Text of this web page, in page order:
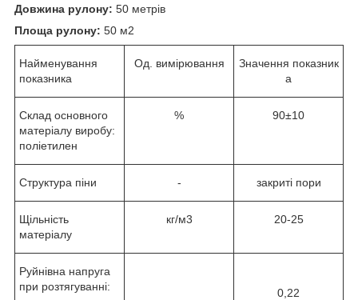
Довжина рулону: 50 метрів
Площа рулону: 50 м2
Найменування
показника
Од. вимірювання
Значення показник
а
Склад основного
матеріалу виробу:
поліетилен
% 90±10
Структура піни - закриті пори
Щільність
матеріалу
кг/м3 20-25
Руйнівна напруга
при розтягуванні:
0,22